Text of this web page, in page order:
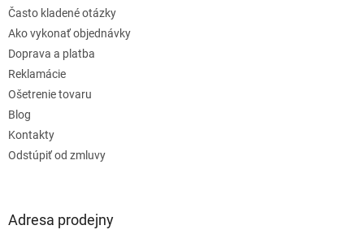
Často kladené otázky
Ako vykonať objednávky
Doprava a platba
Reklamácie
Ošetrenie tovaru
Blog
Kontakty
Odstúpiť od zmluvy
Adresa prodejny